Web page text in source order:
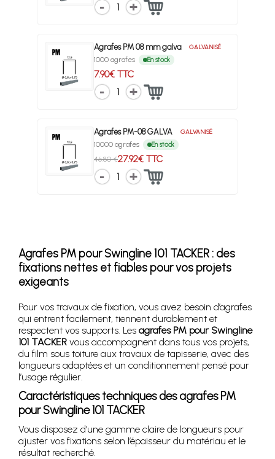
1
Agrafes PM 08 mm galva GALVANISÉ
1000 agrafes En stock
7.90€ TTC
1
Agrafes PM-08 GALVA GALVANISÉ
10000 agrafes En stock
46.80 €27.92€ TTC
1
Agrafes PM pour Swingline 101 TACKER : des
fixations nettes et fiables pour vos projets
exigeants
Pour vos travaux de fixation, vous avez besoin d’agrafes
qui entrent facilement, tiennent durablement et
respectent vos supports. Les agrafes PM pour Swingline
101 TACKER vous accompagnent dans tous vos projets,
du film sous toiture aux travaux de tapisserie, avec des
longueurs adaptées et un conditionnement pensé pour
l’usage régulier.
Caractéristiques techniques des agrafes PM
pour Swingline 101 TACKER
Vous disposez d’une gamme claire de longueurs pour
ajuster vos fixations selon l’épaisseur du matériau et le
résultat recherché.